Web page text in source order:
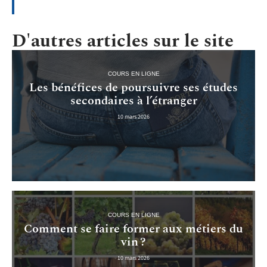
D'autres articles sur le site
COURS EN LIGNE
Les bénéfices de poursuivre ses études
secondaires à l’étranger
10 mars 2026
COURS EN LIGNE
Comment se faire former aux métiers du
vin ?
10 mars 2026